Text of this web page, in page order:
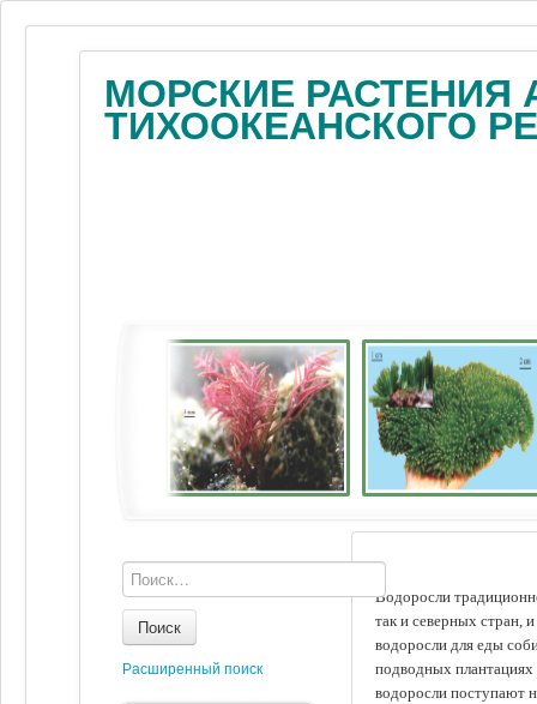
МОРСКИЕ РАСТЕНИЯ
ТИХООКЕАНСКОГО
Водоросли
так и северных стран,
водоросли для еды
подводных
водоросли поступают
Поиск
Расширенный поиск